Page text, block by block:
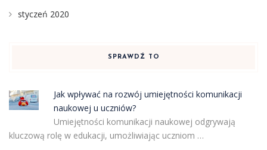
styczeń 2020
SPRAWDŹ TO
Jak wpływać na rozwój umiejętności komunikacji
naukowej u uczniów?
Umiejętności komunikacji naukowej odgrywają
kluczową rolę w edukacji, umożliwiając uczniom …